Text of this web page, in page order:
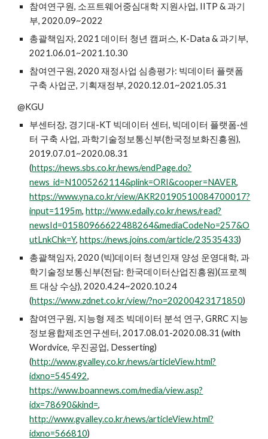
참여연구원, 소프트웨어중심대학 지원사업, IITP & 과기
부, 2020.09~2022
총괄책임자, 2021 데이터 청년 캠퍼스, K-Data & 과기부,
2021.06.01~2021.10.30
참여연구원, 2020 재정사업 심층평가: 빅데이터 플랫폼
구축 사업군, 기획재정부, 2020.12.01~2021.05.31
@KGU
부센터장, 경기대-KT 빅데이터 센터, 빅데이터 플랫폼·센
터 구축 사업, 과학기술정보통신부(한국정보화진흥원),
2019.07.01~2020.08.31
(https://news.sbs.co.kr/news/endPage.do?
news_id=N1005262114&plink=ORI&cooper=NAVER,
https://www.yna.co.kr/view/AKR20190510084700017?
input=1195m,http://www.edaily.co.kr/news/read?
newsId=01580966622488264&mediaCodeNo=257&O
utLnkChk=Y,https://news.joins.com/article/23535433)
총괄책임자, 2020 (빅)데이터 청년인재 양성 운영대학, 과
학기술정보통신부(전담: 한국데이터산업진흥원)(프로젝
트 대상 수상), 2020.4.24~2020.10.24
(https://www.zdnet.co.kr/view/?no=20200423171850)
참여연구원, 지능형 제조 빅데이터 분석 연구, GRRC 지능
정보융합제조연구센터, 2017.08.01-2020.08.31 (with
Wordvice, 우진공업, Desserting)
(http://www.gvalley.co.kr/news/articleView.html?
idxno=545492,
https://www.boannews.com/media/view.asp?
idx=78690&kind=,
http://www.gvalley.co.kr/news/articleView.html?
idxno=566810)